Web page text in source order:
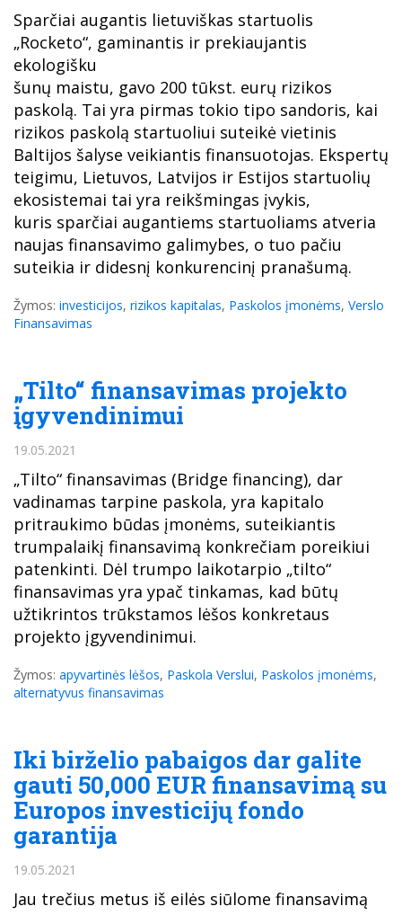
Sparčiai augantis lietuviškas startuolis
„Rocketo“, gaminantis ir prekiaujantis
ekologišku
šunų maistu, gavo 200 tūkst. eurų rizikos
paskolą. Tai yra pirmas tokio tipo sandoris, kai
rizikos paskolą startuoliui suteikė vietinis
Baltijos šalyse veikiantis finansuotojas. Ekspertų
teigimu, Lietuvos, Latvijos ir Estijos startuolių
ekosistemai tai yra reikšmingas įvykis,
kuris sparčiai augantiems startuoliams atveria
naujas finansavimo galimybes, o tuo pačiu
suteikia ir didesnį konkurencinį pranašumą.
Žymos: investicijos, rizikos kapitalas, Paskolos įmonėms, Verslo
Finansavimas
„Tilto“ finansavimas projekto
įgyvendinimui
19.05.2021
„Tilto“ finansavimas (Bridge financing), dar
vadinamas tarpine paskola, yra kapitalo
pritraukimo būdas įmonėms, suteikiantis
trumpalaikį finansavimą konkrečiam poreikiui
patenkinti. Dėl trumpo laikotarpio „tilto“
finansavimas yra ypač tinkamas, kad būtų
užtikrintos trūkstamos lėšos konkretaus
projekto įgyvendinimui.
Žymos: apyvartinės lėšos, Paskola Verslui, Paskolos įmonėms,
alternatyvus finansavimas
Iki birželio pabaigos dar galite
gauti 50,000 EUR finansavimą su
Europos investicijų fondo
garantija
19.05.2021
Jau trečius metus iš eilės siūlome finansavimą